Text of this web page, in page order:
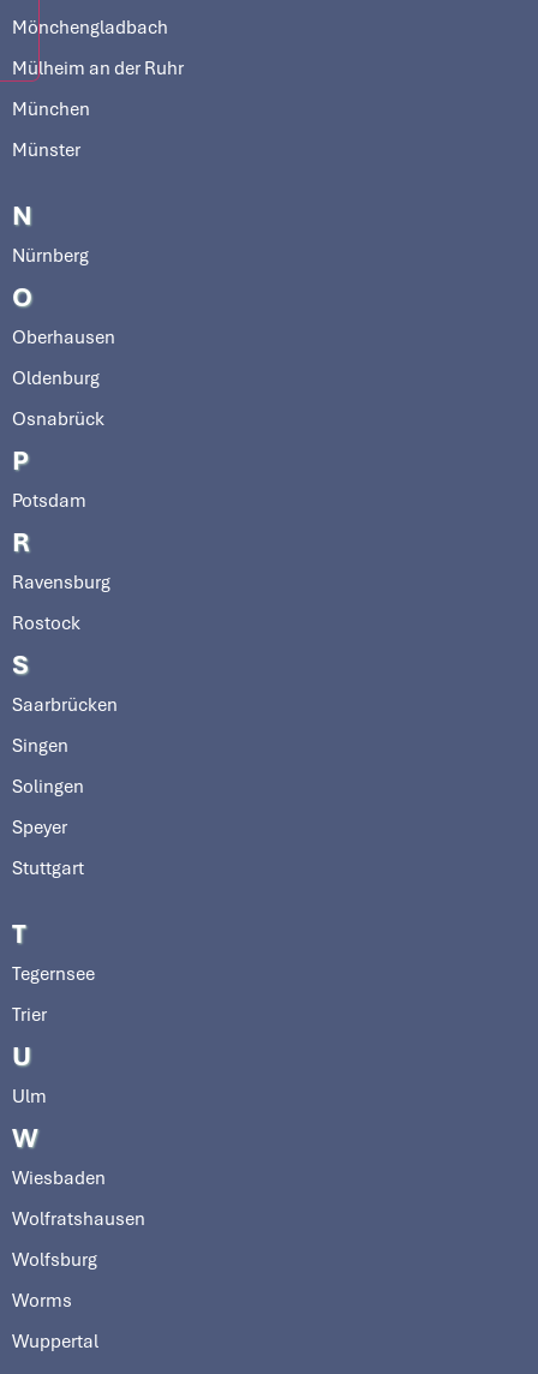
Mönchengladbach
Mülheim an der Ruhr
München
Münster
N
Nürnberg
O
Oberhausen
Oldenburg
Osnabrück
P
Potsdam
R
Ravensburg
Rostock
S
Saarbrücken
Singen
Solingen
Speyer
Stuttgart
T
Tegernsee
Trier
U
Ulm
W
Wiesbaden
Wolfratshausen
Wolfsburg
Worms
Wuppertal